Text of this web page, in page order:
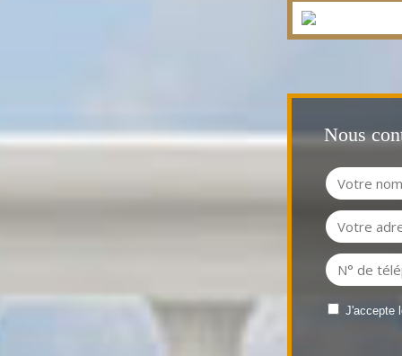
Nous
J'accepte